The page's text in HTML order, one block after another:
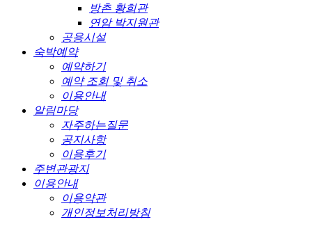
방촌 황희관
연암 박지원관
공용시설
숙박예약
예약하기
예약 조회 및 취소
이용안내
알림마당
자주하는질문
공지사항
이용후기
주변관광지
이용안내
이용약관
개인정보처리방침